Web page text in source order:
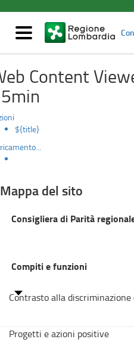
contenuto
principale
Mappa
del
sito
Mostra/nascondi
navigazione
Content
${title}
Mappa del sito
Consigliera di Parità
Compiti e funzioni
Contrasto alla discriminazione
Progetti e azioni positive